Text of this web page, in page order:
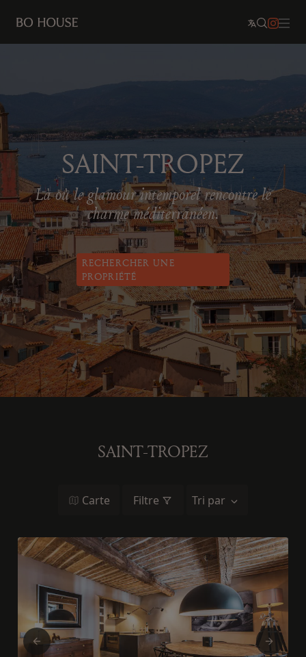
SAINT-TROPEZ
Là où le glamour intemporel rencontre le
charme méditerranéen.
RECHERCHER UNE
PROPRIÉTÉ
SAINT-TROPEZ
Carte Filtre Tri par
Previous Next